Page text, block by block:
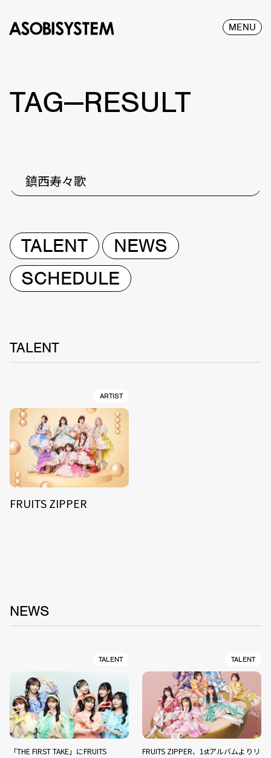
MENU
TAG—RESULT
鎮西寿々歌
TALENT
NEWS
SCHEDULE
TALENT
ARTIST
FRUITS ZIPPER
NEWS
TALENT
「THE FIRST TAKE」にFRUITS
TALENT
FRUITS ZIPPER、1stアルバムよりリ